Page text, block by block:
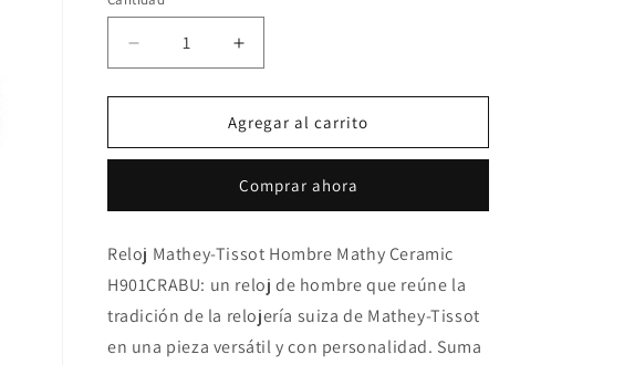
Reducir
cantidad
para
Tissot
Mathy
H901CRABU
Aumentar
cantidad
para
Reloj
Mathey-
Tissot
Hombre
Mathy
H901CRABU
Agregar al carrito
Comprar ahora
Reloj Mathey-Tissot Hombre Mathy Ceramic
H901CRABU: un reloj de hombre que reúne la
tradición de la relojería suiza de Mathey-Tissot
en una pieza versátil y con personalidad. Suma